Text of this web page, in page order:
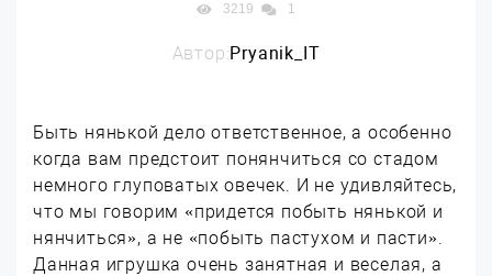
3219 1
Автор:Pryanik_IT
Быть нянькой дело ответственное, а особенно
когда вам предстоит понянчиться со стадом
немного глуповатых овечек. И не удивляйтесь,
что мы говорим «придется побыть нянькой и
нянчиться», а не «побыть пастухом и пасти».
Данная игрушка очень занятная и веселая, а